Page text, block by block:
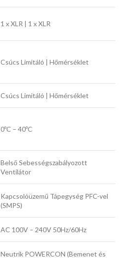
1 x XLR | 1 x XLR
Csúcs Limitáló | Hőmérséklet
Csúcs Limitáló | Hőmérséklet
0ºC – 40ºC
Belső Sebességszabályozott
Ventilátor
Kapcsolóüzemű Tápegység PFC-vel
(SMPS)
AC 100V – 240V 50Hz/60Hz
Neutrik POWERCON (Bemenet és